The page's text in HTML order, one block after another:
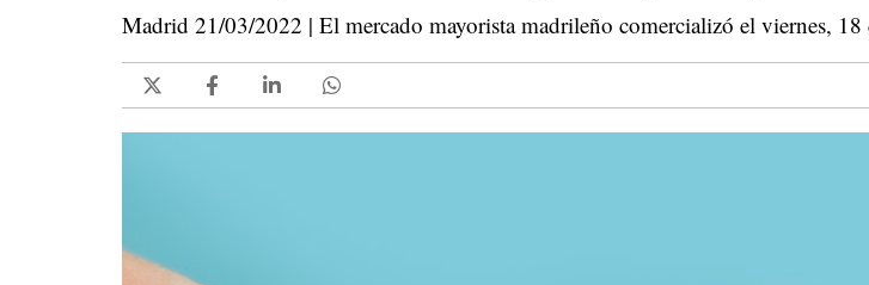
Madrid 21/03/2022 | El mercado mayorista madrileño comercializó el viernes,